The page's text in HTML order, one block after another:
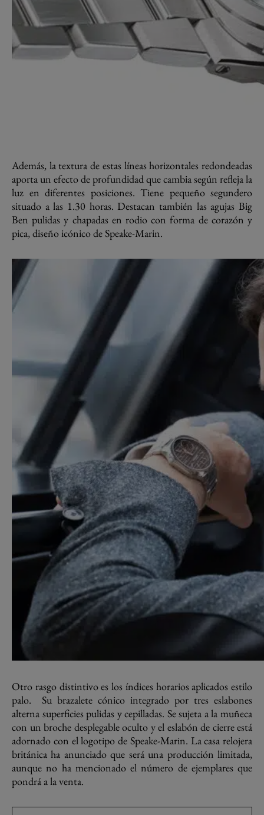
Además, la textura de estas líneas horizontales redondeadas
aporta un efecto de profundidad que cambia según refleja la
luz en diferentes posiciones. Tiene pequeño segundero
situado a las 1.30 horas. Destacan también las agujas Big
Ben pulidas y chapadas en rodio con forma de corazón y
pica, diseño icónico de Speake-Marin.
Otro rasgo distintivo es los índices horarios aplicados estilo
palo. Su brazalete cónico integrado por tres eslabones
alterna superficies pulidas y cepilladas. Se sujeta a la muñeca
con un broche desplegable oculto y el eslabón de cierre está
adornado con el logotipo de Speake-Marin. La casa relojera
británica ha anunciado que será una producción limitada,
aunque no ha mencionado el número de ejemplares que
pondrá a la venta.